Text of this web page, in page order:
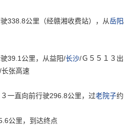
338.8公里（经赣湘收费站），从岳阳
39.1 公里，从益阳/长沙/Ｇ５５１３
/长张高速
一直向前行驶296.8公里，过老院子约
公里，到达终点